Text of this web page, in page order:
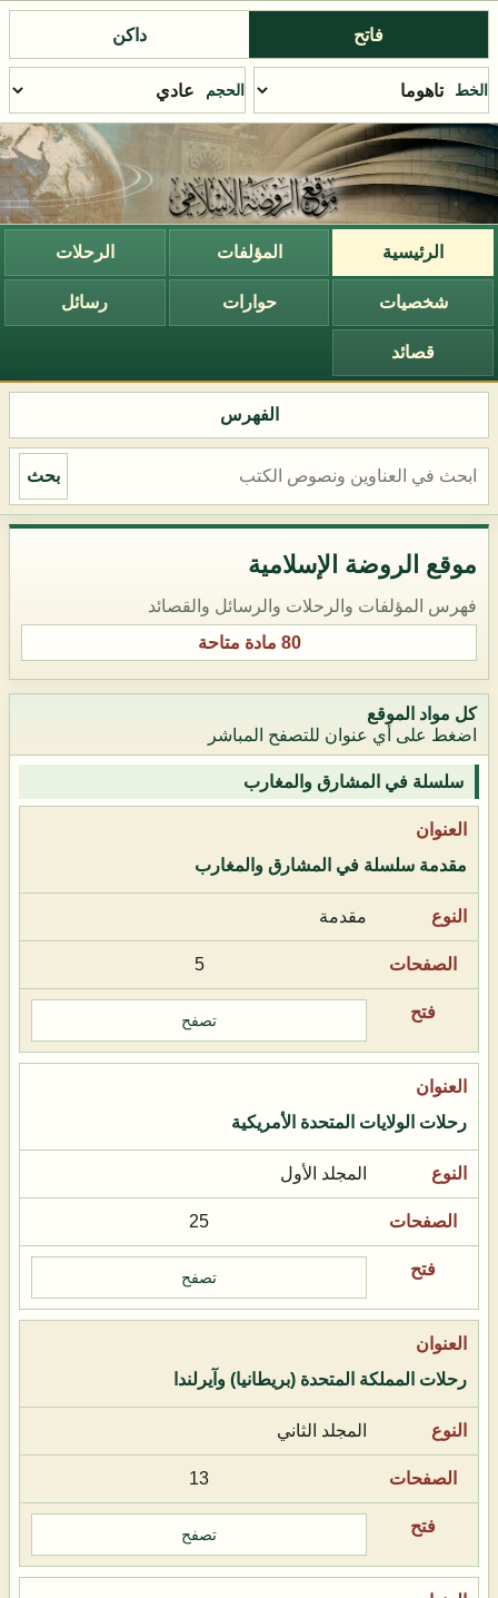
فاتح داكن
الخط الحجم
الرئيسية المؤلفات الرحلات
شخصيات حوارات رسائل
قصائد
الفهرس
بحث
موقع الروضة الإسلامية
فهرس المؤلفات والرحلات والرسائل والقصائد
80 مادة متاحة
كل مواد الموقع
اضغط على أي عنوان للتصفح المباشر
سلسلة في المشارق والمغارب
مقدمة سلسلة في المشارق والمغارب
مقدمة
5
تصفح
رحلات الولايات المتحدة الأمريكية
المجلد الأول
25
تصفح
رحلات المملكة المتحدة (بريطانيا) وآيرلندا
المجلد الثاني
13
تصفح